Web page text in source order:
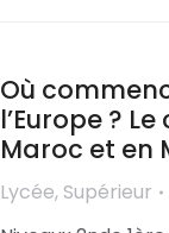
Où
l’Europe ?
Maroc et en
Lycée, Supérieur